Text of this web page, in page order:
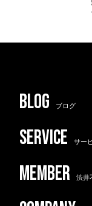
ブログ
サー
渋井